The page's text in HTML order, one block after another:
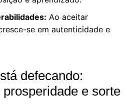
Ao aceitar
se em autenticidade e
defecando:
e sorte